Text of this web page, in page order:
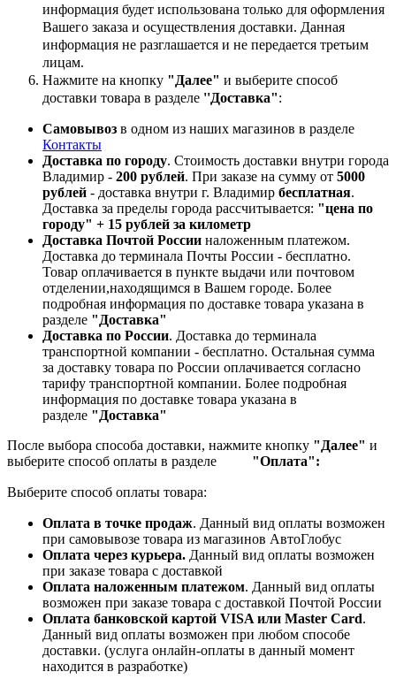
информация будет использована только для оформления
Вашего заказа и осуществления доставки. Данная
информация не разглашается и не передается третьим
лицам.
Нажмите на кнопку "Далее" и выберите способ
доставки товара в разделе ''Доставка":
Самовывоз в одном из наших магазинов в разделе
Контакты
Доставка по городу. Стоимость доставки внутри города
Владимир - 200 рублей. При заказе на сумму от 5000
рублей - доставка внутри г. Владимир бесплатная.
Доставка за пределы города рассчитывается: "цена по
городу" + 15 рублей за километр
Доставка Почтой России наложенным платежом.
Доставка до терминала Почты России - бесплатно.
Товар оплачивается в пункте выдачи или почтовом
отделении,находящимся в Вашем городе. Более
подробная информация по доставке товара указана в
разделе "Доставка"
Доставка по России. Доставка до терминала
транспортной компании - бесплатно. Остальная сумма
за доставку товара по России оплачивается согласно
тарифу транспортной компании. Более подробная
информация по доставке товара указана в
разделе "Доставка"
После выбора способа доставки, нажмите кнопку "Далее" и
выберите способ оплаты в разделе "Оплата":
Выберите способ оплаты товара:
Оплата в точке продаж. Данный вид оплаты возможен
при самовывозе товара из магазинов АвтоГлобус
Оплата через курьера. Данный вид оплаты возможен
при заказе товара с доставкой
Оплата наложенным платежом. Данный вид оплаты
возможен при заказе товара с доставкой Почтой России
Оплата банковской картой VISA или Master Card.
Данный вид оплаты возможен при любом способе
доставки. (услуга онлайн-оплаты в данный момент
находится в разработке)